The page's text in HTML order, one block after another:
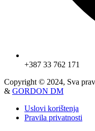
+387 33 762 171
Copyright © 2024, Sva
& GORDON DM
Uslovi korištenja
Pravila privatnosti